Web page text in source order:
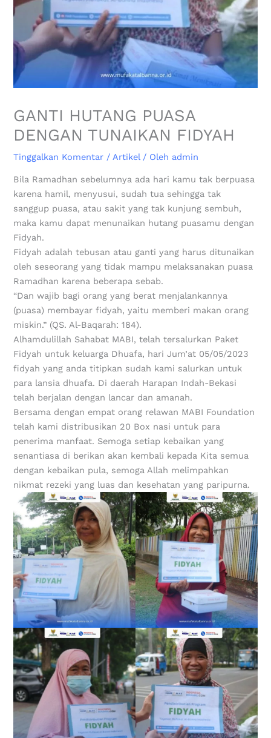
GANTI HUTANG PUASA
DENGAN TUNAIKAN FIDYAH
Tinggalkan Komentar / Artikel / Oleh admin
Bila Ramadhan sebelumnya ada hari kamu tak berpuasa
karena hamil, menyusui, sudah tua sehingga tak
sanggup puasa, atau sakit yang tak kunjung sembuh,
maka kamu dapat menunaikan hutang puasamu dengan
Fidyah.
Fidyah adalah tebusan atau ganti yang harus ditunaikan
oleh seseorang yang tidak mampu melaksanakan puasa
Ramadhan karena beberapa sebab.
“Dan wajib bagi orang yang berat menjalankannya
(puasa) membayar fidyah, yaitu memberi makan orang
miskin.” (QS. Al-Baqarah: 184).
Alhamdulillah Sahabat MABI, telah tersalurkan Paket
Fidyah untuk keluarga Dhuafa, hari Jum’at 05/05/2023
fidyah yang anda titipkan sudah kami salurkan untuk
para lansia dhuafa. Di daerah Harapan Indah-Bekasi
telah berjalan dengan lancar dan amanah.
Bersama dengan empat orang relawan MABI Foundation
telah kami distribusikan 20 Box nasi untuk para
penerima manfaat. Semoga setiap kebaikan yang
senantiasa di berikan akan kembali kepada Kita semua
dengan kebaikan pula, semoga Allah melimpahkan
nikmat rezeki yang luas dan kesehatan yang paripurna.